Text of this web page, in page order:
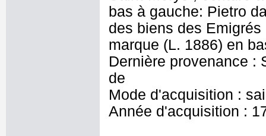
bas à gauche: Pietro
des biens des
marque (L. 1886) en
Dernière provenance :
de
Mode d'acquisition :
Année d'acquisition :